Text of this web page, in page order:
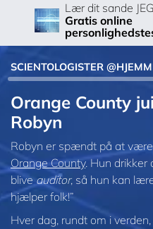
Lær dit sande
Gratis online
SCIENTOLOGISTER
Orange County
Robyn
Robyn er spændt på at
Orange County. Hun drikker
bliveauditor, så hun kan
hjælper folk!”
Hver dag, rundt om i